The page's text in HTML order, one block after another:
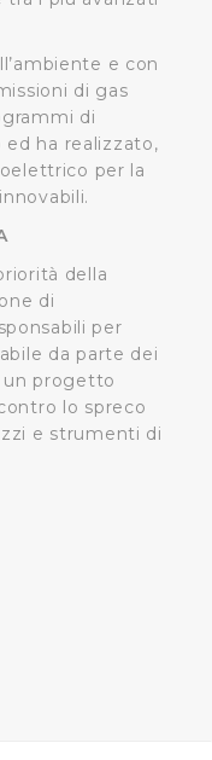
per rendere
di base quali
alle aree
prestati, i
dei social
modo in cui
partner. Tali
dei dati web,
combinare le
che l’Utente
dal suo utilizzo dei
indicata.
e con
di gas
di
ha realizzato,
per la
della
di
per
da parte dei
un progetto
lo spreco
e strumenti di